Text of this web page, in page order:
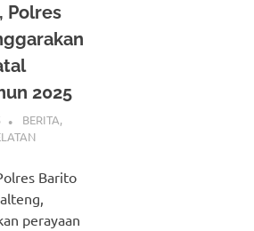
Polres
2025
ADMIN_POLRESBARSEL
BERITA,
Barito
perayaan